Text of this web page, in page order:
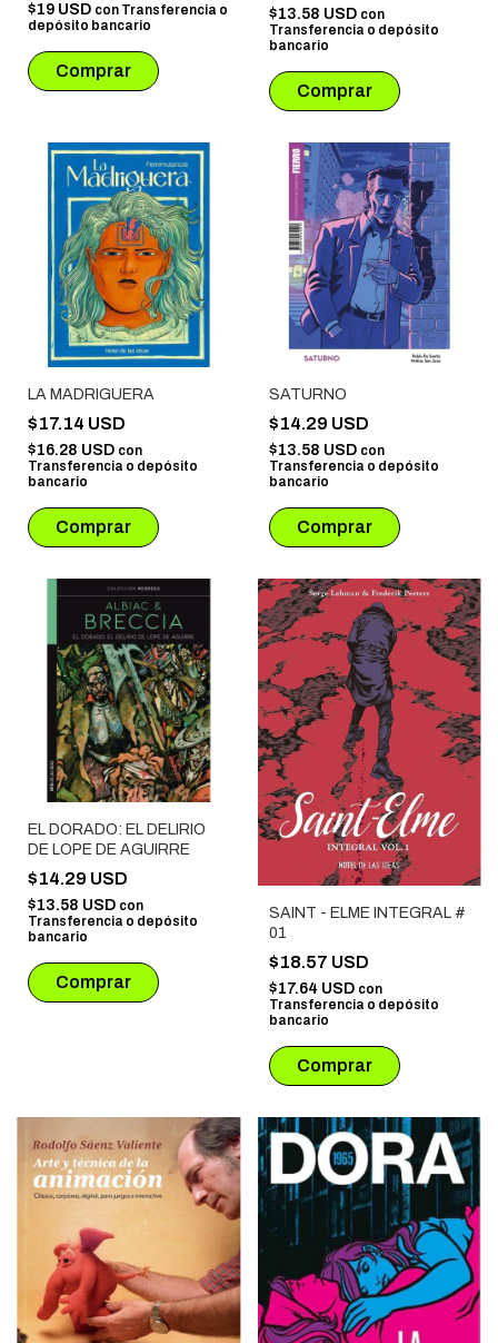
$19 USD con Transferencia o
depósito bancario
$13.58 USD con
Transferencia o depósito
bancario
LA MADRIGUERA
$17.14 USD
$16.28 USD con
Transferencia o depósito
bancario
SATURNO
$14.29 USD
$13.58 USD con
Transferencia o depósito
bancario
EL DORADO: EL DELIRIO
DE LOPE DE AGUIRRE
$14.29 USD
$13.58 USD con
Transferencia o depósito
bancario
SAINT - ELME INTEGRAL #
01
$18.57 USD
$17.64 USD con
Transferencia o depósito
bancario